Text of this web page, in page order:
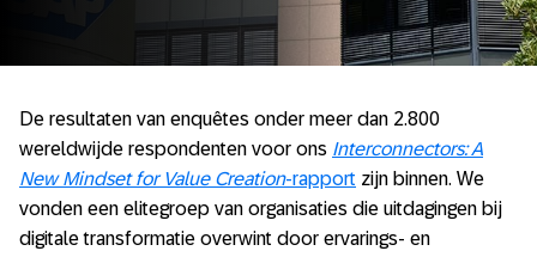
De resultaten van enquêtes onder meer dan 2.800
wereldwijde respondenten voor ons Interconnectors: A
New Mindset for Value Creation-rapport zijn binnen. We
vonden een elitegroep van organisaties die uitdagingen bij
digitale transformatie overwint door ervarings- en